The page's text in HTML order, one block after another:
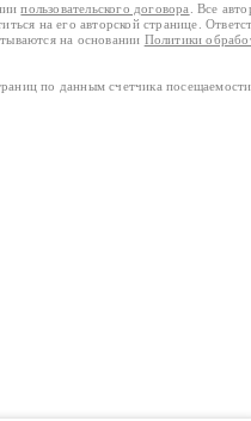
пользовательского договора
. Все
на его авторской странице.
на основании Политики
по данным счетчика